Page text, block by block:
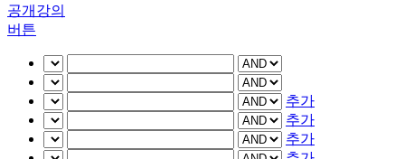
공개강의
버튼
추가
추가
추가